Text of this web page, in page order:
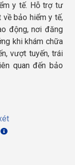
y tế. Hỗ trợ tư
bảo hiểm y tế,
động, nơi đăng
khi khám chữa
vượt tuyến, trái
quan đến bảo